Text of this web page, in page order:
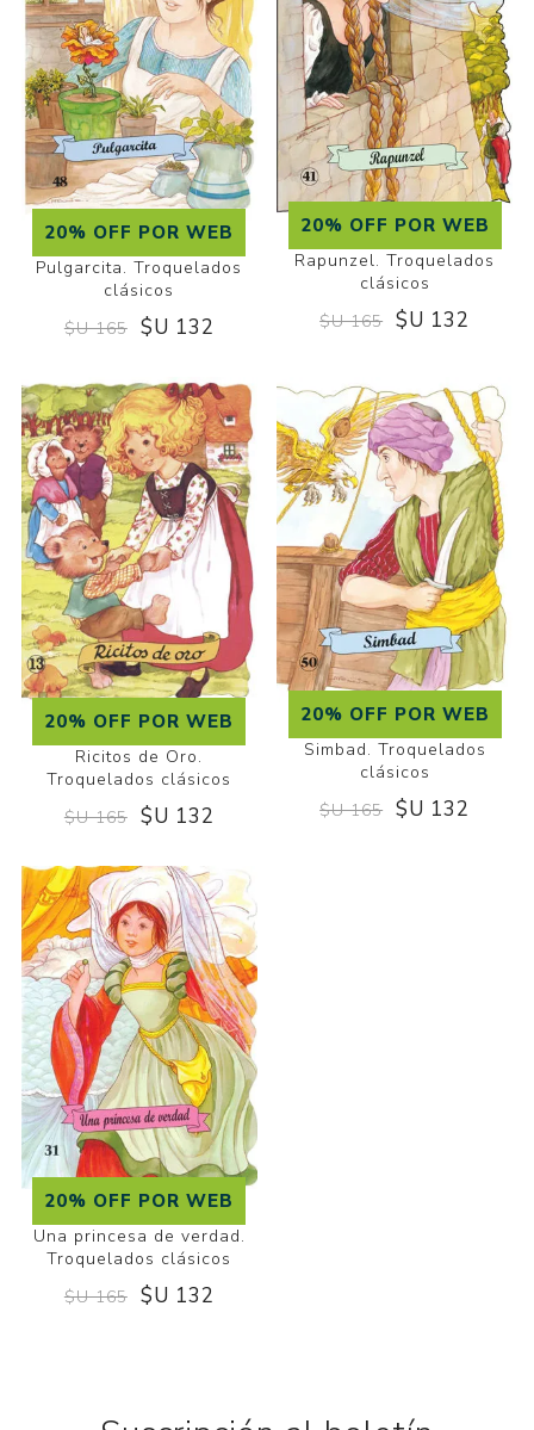
20% OFF POR WEB
Pulgarcita. Troquelados
clásicos
$U 165 $U 132
20% OFF POR WEB
Rapunzel. Troquelados
clásicos
$U 165 $U 132
20% OFF POR WEB
Ricitos de Oro.
Troquelados clásicos
$U 165 $U 132
20% OFF POR WEB
Simbad. Troquelados
clásicos
$U 165 $U 132
20% OFF POR WEB
Una princesa de verdad.
Troquelados clásicos
$U 165 $U 132